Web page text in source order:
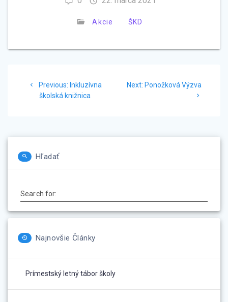
Akcie ŠKD
Previous: Previous
post:
Inkluzívna
školská knižnica
Next: Next
Ponožková Výzva
Hľadať
Search for:
Najnovšie Články
Prímestský letný tábor školy